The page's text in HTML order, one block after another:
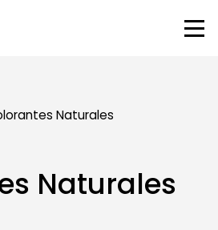
Naturales
Naturales